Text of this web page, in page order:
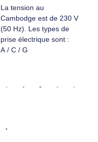
La tension au
Cambodge est de 230 V
(50 Hz). Les types de
prise électrique sont :
A / C / G